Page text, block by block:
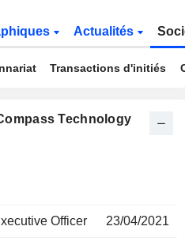
Actualités
Transactions d'initiés
Technology
Officer 23/04/2021